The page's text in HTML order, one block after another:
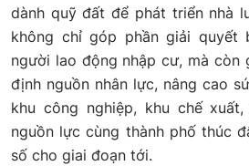
dành quỹ đất để phát triển nhà
không chỉ góp phần giải quyết
người lao động nhập cư, mà còn
định nguồn nhân lực, nâng cao
khu công nghiệp, khu chế
nguồn lực cùng thành phố thúc
số cho giai đoạn tới.